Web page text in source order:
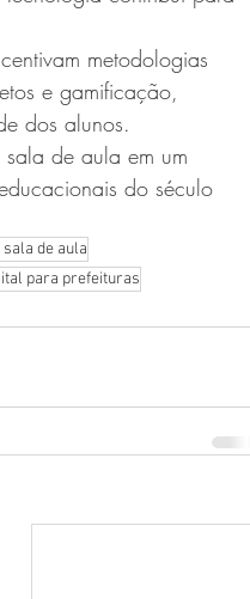
metodologias
e gamificação,
dos alunos.
de aula em um
do século
de aula
para prefeituras